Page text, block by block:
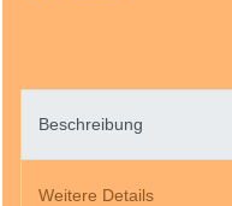
Beschreibung
Weitere Details